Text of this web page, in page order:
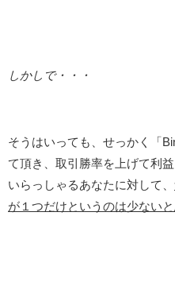
しかしで・・・
そうはいっても、せっかく「
て頂き、取引勝率を上げて利
いらっしゃるあなたに対して、
が１つだけというのは少ない